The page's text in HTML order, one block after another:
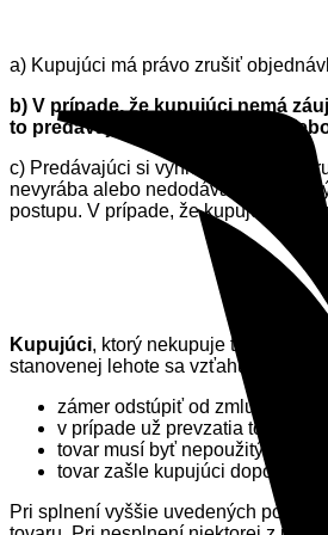
a) Kupujúci má právo zrušiť
b) V prípade, že kupujúci nemá
to predávajúcemu telefonicky
c) Predávajúci si vyhradzuje právo
nevyrába alebo nedodáva alebo sa
postupu. V prípade, že kupujúci už
Kupujúci, ktorý nekupuje tovar v
stanovenej lehote sa vzťahujú
zámer odstúpiť od zmluvy
v prípade už prevzatia tovaru,
tovar musí byť nepoužitý a
tovar zašle kupujúci
Pri splnení vyššie uvedených